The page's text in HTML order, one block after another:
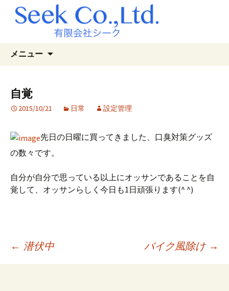
メニュー
キ
プ
自覚
2015/10/21 日常 設定管理
先日の日曜に買ってきました、口臭対策グッズ
の数々です。
自分が自分で思っている以上にオッサンであることを自
覚して、オッサンらしく今日も1日頑張ります(^ ^)
投
← 潜伏中 バイク風除け →